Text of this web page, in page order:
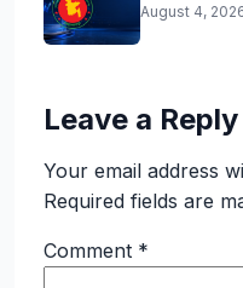
August 4,
Leave a Reply
Your email address
Required fields are
Comment *